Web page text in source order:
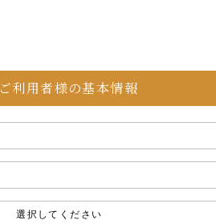
ご利用者様の基本情報
選択してください